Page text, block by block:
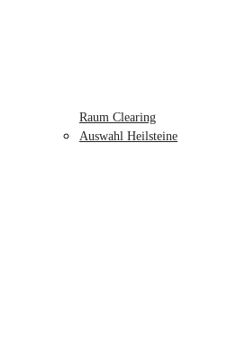
Raum Clearing
Auswahl Heilsteine